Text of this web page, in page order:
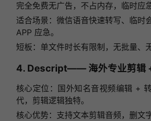
完全免费无广告，不占内存，临时应
适合场景：微信语音快速转写、临时
APP 应急。
短板：单文件时长有限制，无批量、
4. Descript—— 海外专业剪辑
核心定位：国外知名音视频编辑 +
代，剪辑逻辑独特。
核心优势：支持文本剪辑音频，删文